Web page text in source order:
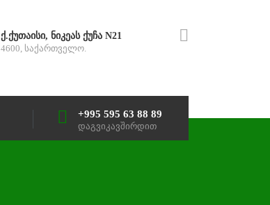
ქ.ქუთაისი, ნიკეას ქუჩა N21
4600, საქართველო.
+995 595 63 88 89
დაგვიკავშირდით